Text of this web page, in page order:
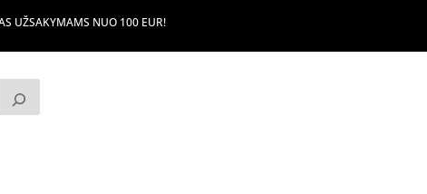
UŽSAKYMAMS NUO 100 EUR!